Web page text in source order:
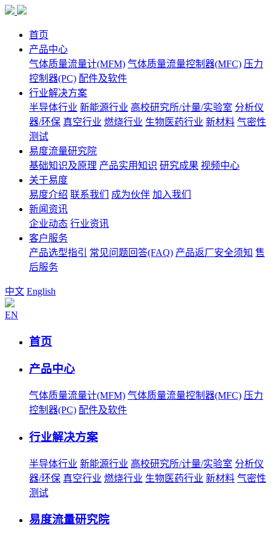
首页
产品中心
气体质量流量计(MFM) 气体质量流量控制器(MFC) 压力
控制器(PC) 配件及软件
行业解决方案
半导体行业 新能源行业 高校研究所/计量/实验室 分析仪
器/环保 真空行业 燃烧行业 生物医药行业 新材料 气密性
测试
易度流量研究院
基础知识及原理 产品实用知识 研究成果 视频中心
关于易度
易度介绍 联系我们 成为伙伴 加入我们
新闻资讯
企业动态 行业资讯
客户服务
产品选型指引
常见问题回答(FAQ) 产品返厂安全须知 售
后服务
中文 English
EN
首页
产品中心
气体质量流量计(MFM) 气体质量流量控制器(MFC) 压力
控制器(PC) 配件及软件
行业解决方案
半导体行业 新能源行业 高校研究所/计量/实验室 分析仪
器/环保 真空行业 燃烧行业 生物医药行业 新材料 气密性
测试
易度流量研究院